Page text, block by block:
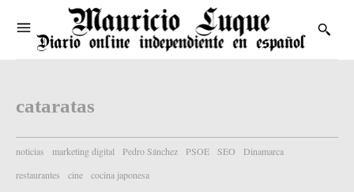
cataratas
noticias marketing digital Pedro Sánchez PSOE SEO
Dinamarca
restaurantes
cine cocina japonesa